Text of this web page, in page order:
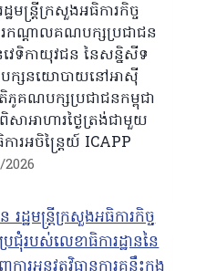
ន្រ្តីក្រសួងអធិការកិច្ច
កណ្តាលគណបក្សប្រជាជន
វេទិកាយុវជន​ នៃសន្និសីទ
បក្សនយោបាយនៅអាស៊ី
គណបក្សប្រជាជនកម្ពុជា
ាអាហារថ្ងៃត្រង់ជាមួយ
រអចិន្ត្រៃយ៍ ICAPP